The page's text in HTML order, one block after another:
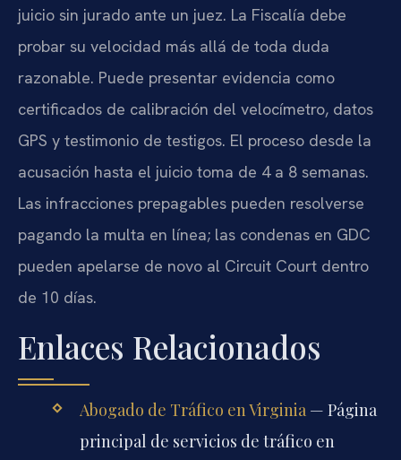
juicio sin jurado ante un juez. La Fiscalía debe
probar su velocidad más allá de toda duda
razonable. Puede presentar evidencia como
certificados de calibración del velocímetro, datos
GPS y testimonio de testigos. El proceso desde la
acusación hasta el juicio toma de 4 a 8 semanas.
Las infracciones prepagables pueden resolverse
pagando la multa en línea; las condenas en GDC
pueden apelarse de novo al Circuit Court dentro
de 10 días.
Enlaces Relacionados
Abogado de Tráfico en Virginia— Página
principal de servicios de tráfico en